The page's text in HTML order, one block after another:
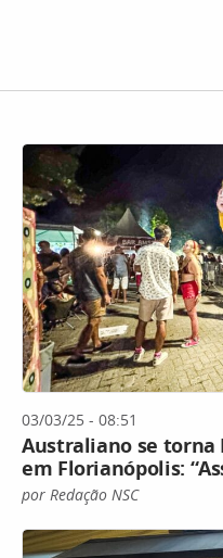
03/03/25 - 08:51
Australiano se torna
em Florianópolis:
por Redação NSC